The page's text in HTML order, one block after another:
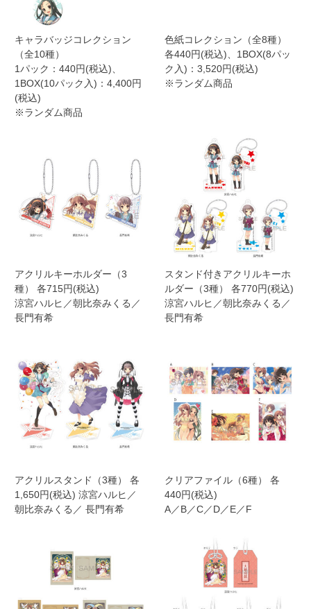
キャラバッジコレクション
（全10種）
1パック：440円(税込)、
1BOX(10パック入)：4,400円
(税込)
※ランダム商品
色紙コレクション（全8種）
各440円(税込)、1BOX(8パッ
ク入)：3,520円(税込)
※ランダム商品
アクリルキーホルダー（3
種） 各715円(税込)
涼宮ハルヒ／朝比奈みくる／
長門有希
スタンド付きアクリルキーホ
ルダー（3種） 各770円(税込)
涼宮ハルヒ／朝比奈みくる／
長門有希
アクリルスタンド（3種） 各
1,650円(税込) 涼宮ハルヒ／
朝比奈みくる／ 長門有希
クリアファイル（6種） 各
440円(税込)
A／B／C／D／E／F